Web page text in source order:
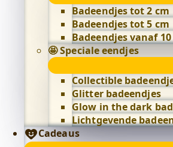
Badeendjes tot 2 cm
Badeendjes tot 5 cm
Badeendjes vanaf
🤩 Speciale eendjes
Collectible
Glitter badeendjes
Glow in the dark
Lichtgevende
Cadeaus